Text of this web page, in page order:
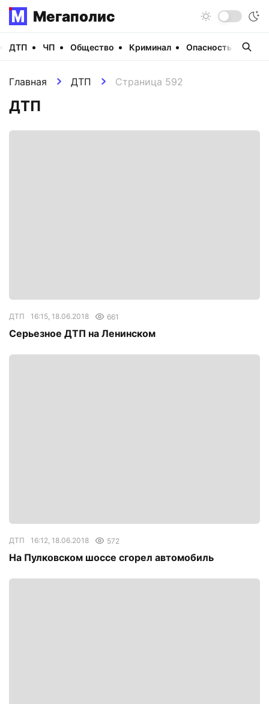
Мегаполис
ДТП ЧП Общество Криминал Опасность
Главная ДТП Страница 592
ДТП
ДТП 16:15, 18.06.2018 661
Серьезное ДТП на Ленинском
ДТП 16:12, 18.06.2018 572
На Пулковском шоссе сгорел автомобиль